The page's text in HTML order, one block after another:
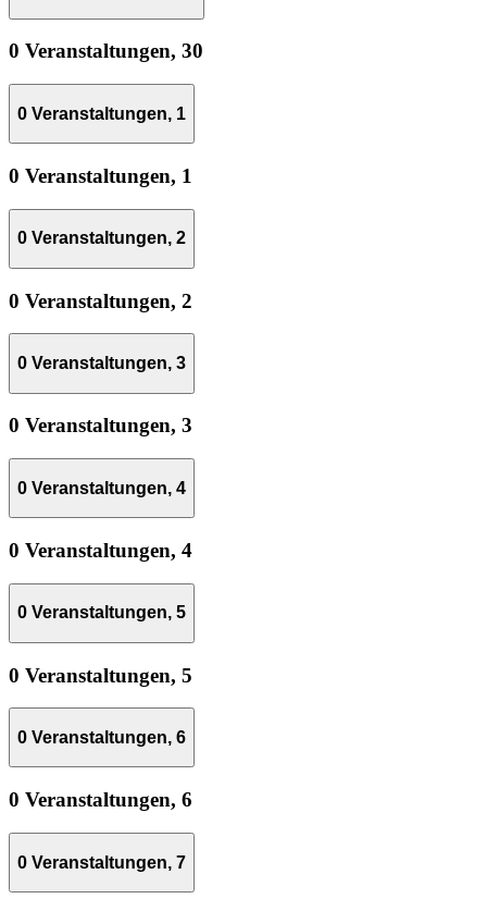
0 Veranstaltungen, 30
0 Veranstaltungen, 1
0 Veranstaltungen, 1
0 Veranstaltungen, 2
0 Veranstaltungen, 2
0 Veranstaltungen, 3
0 Veranstaltungen, 3
0 Veranstaltungen, 4
0 Veranstaltungen, 4
0 Veranstaltungen, 5
0 Veranstaltungen, 5
0 Veranstaltungen, 6
0 Veranstaltungen, 6
0 Veranstaltungen, 7